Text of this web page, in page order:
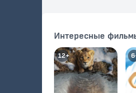
Интересные
12+